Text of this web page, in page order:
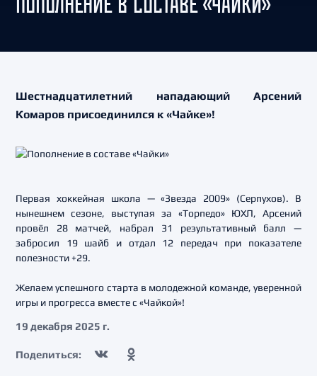
Шестнадцатилетний нападающий Арсений
Комаров присоединился к «Чайке»!
Первая хоккейная школа — «Звезда 2009» (Серпухов). В
нынешнем сезоне, выступая за «Торпедо» ЮХЛ, Арсений
провёл 28 матчей, набрал 31 результативный балл —
забросил 19 шайб и отдал 12 передач при показателе
полезности +29.
Желаем успешного старта в молодежной команде, уверенной
игры и прогресса вместе с «Чайкой»!
19 декабря 2025 г.
Поделиться: